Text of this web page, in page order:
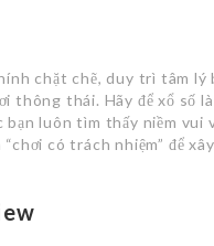
chặt chẽ, duy trì tâm
thông thái. Hãy để xổ số
bạn luôn tìm thấy niềm
có trách nhiệm” để